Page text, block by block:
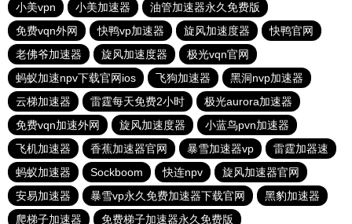
小美vpn
小美加速器
油管加速器永久免费版
免费vqn外网
快鸭vp加速器 旋风加速度器
快鸭官网
老佛爷加速器
旋风加速度器
极光vqn官网
蚂蚁加速npv下载官网ios
飞狗加速器
黑洞nvp加速器
云梯加速器
雷霆每天免费2小时
极光aurora加速器
免费vqn加速外网
旋风加速度器
小蓝鸟pvn加速器
飞机加速器
香蕉加速器官网 暴雪加速器vp
雷霆加器速
蚂蚁加速器
Sockboom 快连npv
旋风加速器官网
安易加速器
暴雪vp永久免费加速器下载官网
黑豹加速器
爬梯子加速器
免费梯子加速器永久免费版